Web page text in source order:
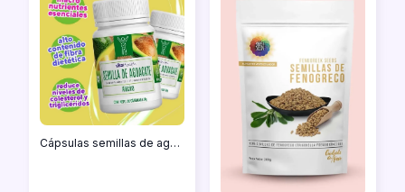
Cápsulas semillas de aguacate 60 cápsulas